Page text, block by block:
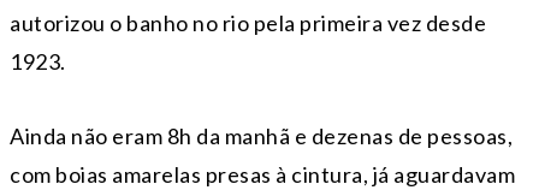
autorizou o banho no rio pela primeira vez desde
1923.
Ainda não eram 8h da manhã e dezenas de pessoas,
com boias amarelas presas à cintura, já aguardavam